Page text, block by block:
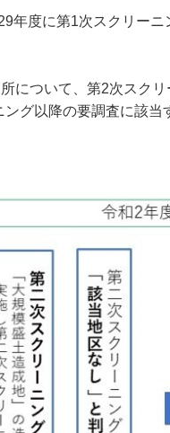
年度に第1次スクリー
について、第2次スク
グ以降の要調査に該